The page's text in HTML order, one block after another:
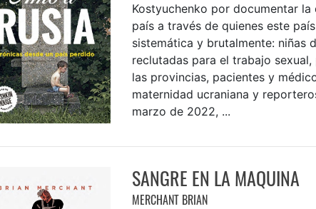
Kostyuchenko por documentar la
país a través de quienes este
sistemática y brutalmente: niñas
reclutadas para el trabajo sexual,
las provincias, pacientes y
maternidad ucraniana y
marzo de 2022, ...
SANGRE EN LA MAQUINA
MERCHANT BRIAN